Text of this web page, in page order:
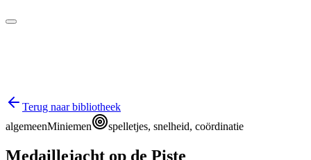
Terug naar bibliotheek
algemeenMiniemen spelletjes, snelheid, coördinatie
Medaillejacht op de Piste